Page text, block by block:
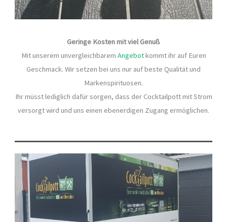
Geringe Kosten mit viel Genuß
Mit unserem unvergleichbarem Angebotkommt ihr auf Euren
Geschmack. Wir setzen bei uns nur auf beste Qualität und
Markenspirituosen.
Ihr müsst lediglich dafür sorgen, dass der Cocktailpott mit Strom
versorgt wird und uns einen ebenerdigen Zugang ermöglichen.